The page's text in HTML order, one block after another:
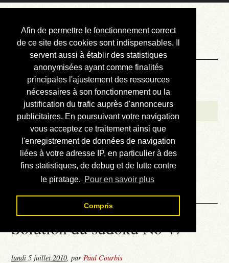
Afin de permettre le fonctionnement correct
de ce site des cookies sont indispensables. Il
servent aussi à établir des statistiques
anonymisées ayant comme finalités
principales l'ajustement des ressources
nécessaires à son fonctionnement ou la
justification du trafic auprès d'annonceurs
publicitaires. En poursuivant votre navigation
vous acceptez ce traitement ainsi que
l'enregistrement de données de navigation
liées à votre adresse IP, en particulier à des
fins statistiques, de debug et de lutte contre
le piratage. Pour en savoir plus
Compris
Courbis, « LE »
Blog Officiel
Bienvenue
Réalisations
Divers (et d’été)
Annonces
Liens externes
Téléchargement
Contact
Solution du sudoku No 47
lundi 5 juillet 2010,parPaul Courbis